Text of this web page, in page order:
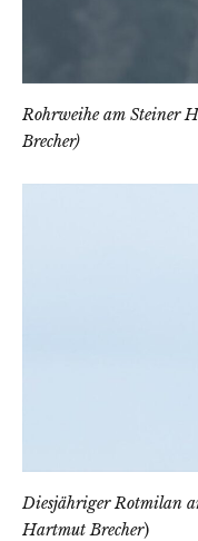
Rohrweihe am Steiner
Brecher)
Diesjähriger Rotmilan
Hartmut Brecher)